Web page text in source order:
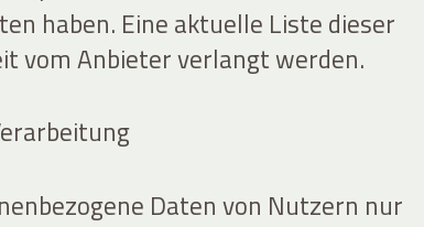
haben. Eine aktuelle Liste dieser
vom Anbieter verlangt werden.
Daten von Nutzern nur